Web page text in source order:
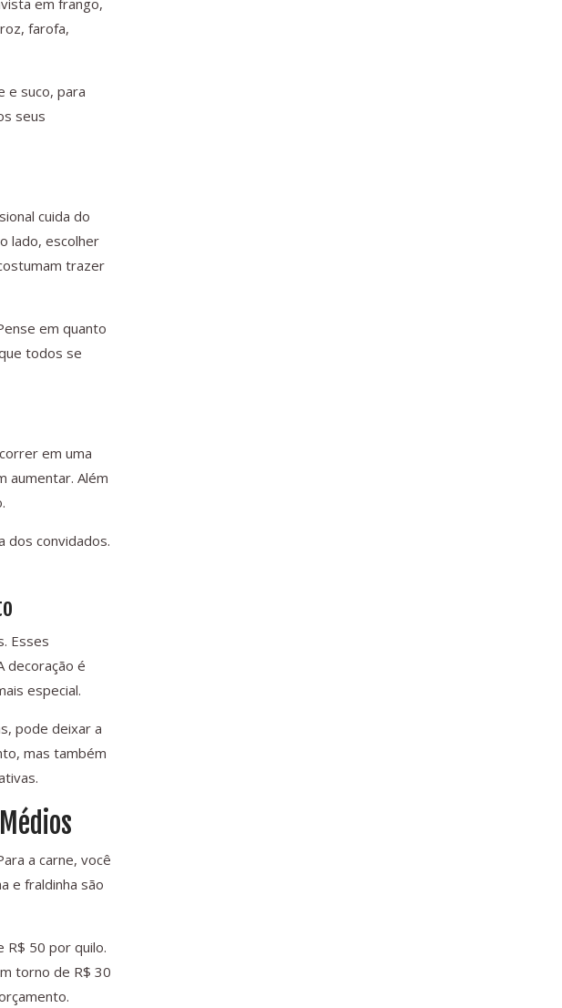
em frango,
farofa,
e suco, para
seus
cuida do
lado, escolher
trazer
em quanto
todos se
em uma
aumentar. Além
dos convidados.
Esses
decoração é
especial.
pode deixar a
mas também
a carne, você
e fraldinha são
R$ 50 por quilo.
torno de R$ 30